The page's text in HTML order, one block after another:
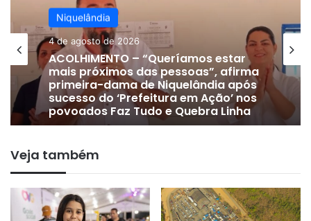
Niquelândia
4 de agosto de 2026
ACOLHIMENTO – “Queríamos estar
mais próximos das pessoas”, afirma
primeira-dama de Niquelândia após
sucesso do ‘Prefeitura em Ação’ nos
Niquelândia
24 de julho de 2026
DE OLHO EM 2028 | Vice-prefeito
Lissauer Vieira após rompimento
com prefeito em Niquelândia
Veja também